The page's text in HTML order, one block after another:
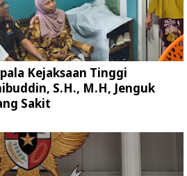
Kejaksaan Tinggi
S.H., M.H, Jenguk
Sakit